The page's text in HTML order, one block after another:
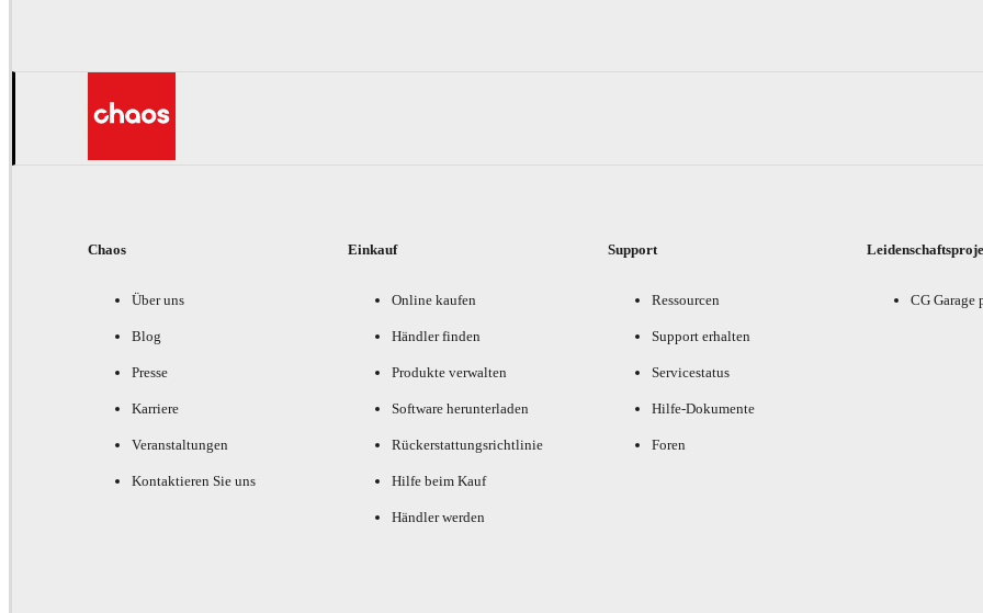
Chaos
Über uns
Blog
Presse
Karriere
Veranstaltungen
Kontaktieren Sie uns
Einkauf
Online kaufen
Händler finden
Produkte verwalten
Software herunterladen
Rückerstattungsrichtlinie
Hilfe beim Kauf
Händler werden
Support
Ressourcen
Support erhalten
Servicestatus
Hilfe-Dokumente
Foren
CG Garage